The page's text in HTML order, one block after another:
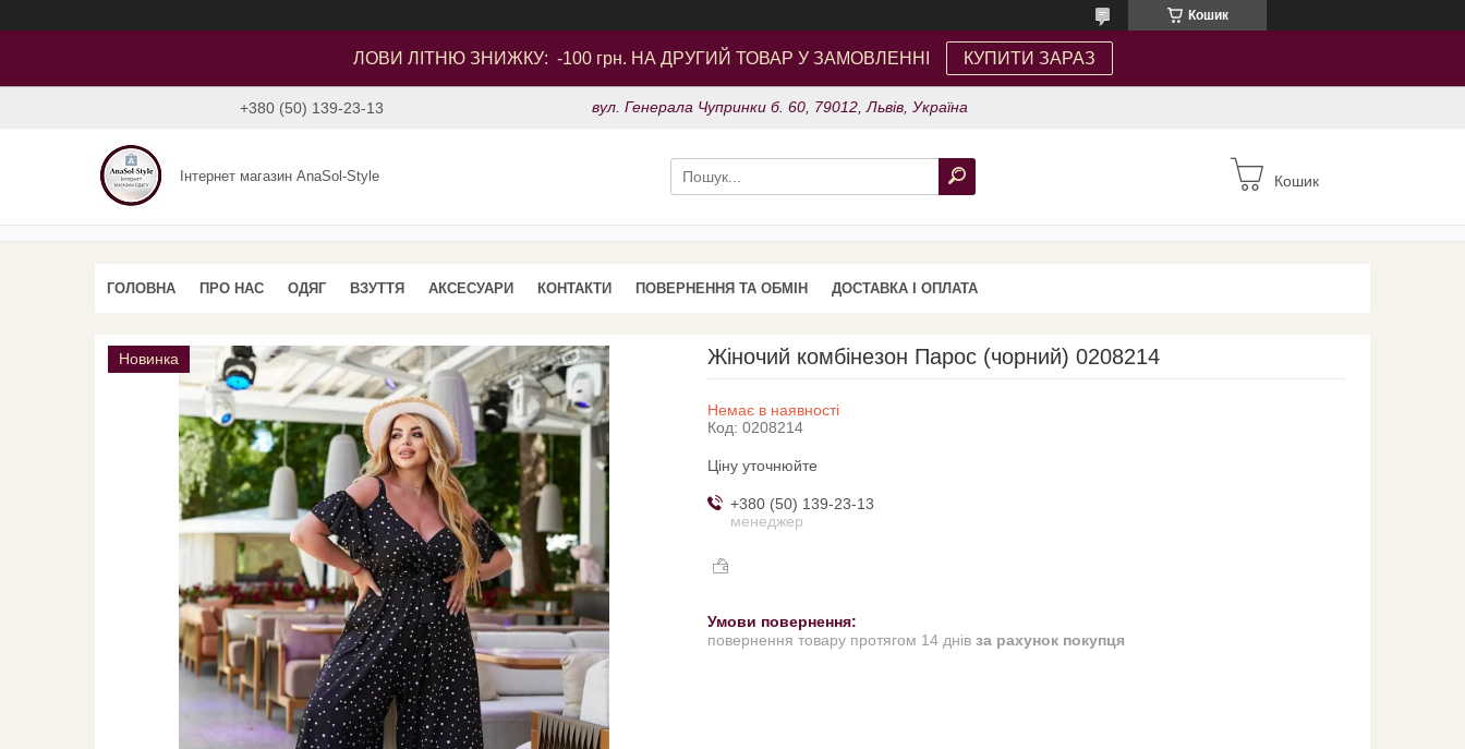
Кошик
ЛОВИ ЛІТНЮ ЗНИЖКУ: -100 грн. НА ДРУГИЙ ТОВАР У ЗАМОВЛЕННІ КУПИТИ ЗАРАЗ
+380 (50) 139-23-13 вул. Генерала Чупринки б. 60, 79012, Львів, Україна
Інтернет магазин AnaSol-Style Кошик
ГОЛОВНА ПРО НАС ОДЯГ ВЗУТТЯ АКСЕСУАРИ КОНТАКТИ ПОВЕРНЕННЯ ТА ОБМІН ДОСТАВКА І ОПЛАТА
Новинка Жіночий комбінезон Парос (чорний) 0208214
Немає в наявності
Код: 0208214
Ціну уточнюйте
+380 (50) 139-23-13
менеджер
повернення товару протягом 14 днів за рахунок покупця